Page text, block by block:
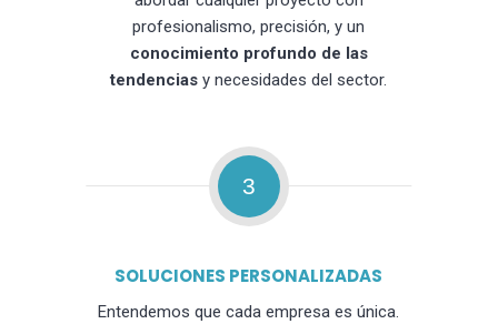
profesionalismo, precisión, y un
conocimiento profundo de las
tendencias y necesidades del sector.
3
SOLUCIONES PERSONALIZADAS
Entendemos que cada empresa es única.